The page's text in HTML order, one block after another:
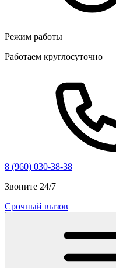
Режим работы
Работаем круглосуточно
8 (960) 030-38-38
Звоните 24/7
Срочный вызов